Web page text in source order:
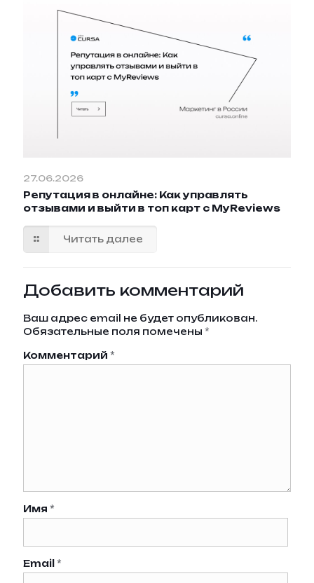
27.06.2026
Репутация в онлайне: Как управлять
отзывами и выйти в топ карт с MyReviews
Читать далее
Добавить комментарий
Ваш адрес email не будет опубликован.
Обязательные поля помечены *
Комментарий *
Имя *
Email *